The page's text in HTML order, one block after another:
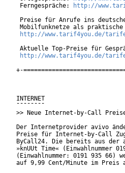
Ferngespräche:
http://
Preise für Anrufe ins
Mobilfunknetze als praktische
http://www.tarif4you.de/
Aktuelle Top-Preise für
http://www.tarif4you.de/
+-
INTERNET
¯¯¯¯¯¯¯¯
>> Neue Internet-by-Call
Der Internetprovider avivo
Preise für Internet-by-Call
ByCall24. Die bereits aus der
»knUUt Time« (Einwahlnummer
(Einwahlnummer: 0191 935 66)
auf 9,99 Cent/Minute im Preis